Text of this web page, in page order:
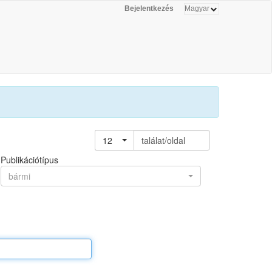
Bejelentkezés
12
találat/oldal
Publikációtípus
bármi